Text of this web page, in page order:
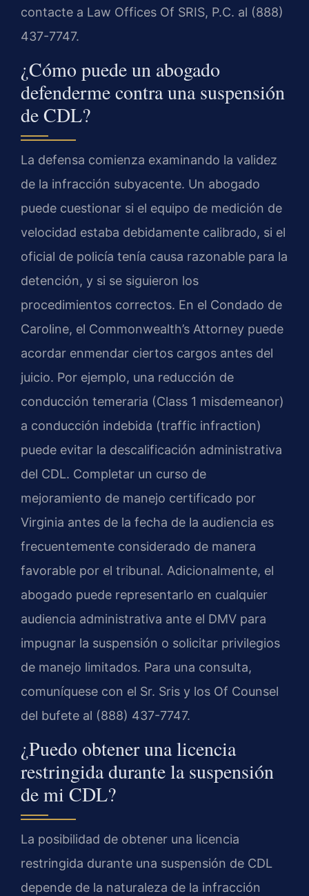
contacte a Law Offices Of SRIS, P.C. al (888)
437-7747.
¿Cómo puede un abogado
defenderme contra una suspensión
de CDL?
La defensa comienza examinando la validez
de la infracción subyacente. Un abogado
puede cuestionar si el equipo de medición de
velocidad estaba debidamente calibrado, si el
oficial de policía tenía causa razonable para la
detención, y si se siguieron los
procedimientos correctos. En el Condado de
Caroline, el Commonwealth’s Attorney puede
acordar enmendar ciertos cargos antes del
juicio. Por ejemplo, una reducción de
conducción temeraria (Class 1 misdemeanor)
a conducción indebida (traffic infraction)
puede evitar la descalificación administrativa
del CDL. Completar un curso de
mejoramiento de manejo certificado por
Virginia antes de la fecha de la audiencia es
frecuentemente considerado de manera
favorable por el tribunal. Adicionalmente, el
abogado puede representarlo en cualquier
audiencia administrativa ante el DMV para
impugnar la suspensión o solicitar privilegios
de manejo limitados. Para una consulta,
comuníquese con el Sr. Sris y los Of Counsel
del bufete al (888) 437-7747.
¿Puedo obtener una licencia
restringida durante la suspensión
de mi CDL?
La posibilidad de obtener una licencia
restringida durante una suspensión de CDL
depende de la naturaleza de la infracción